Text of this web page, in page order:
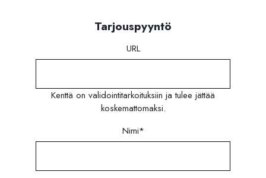
Tarjouspyyntö
URL
Kenttä on validointitarkoituksiin ja tulee jättää
koskemattomaksi.
Nimi*